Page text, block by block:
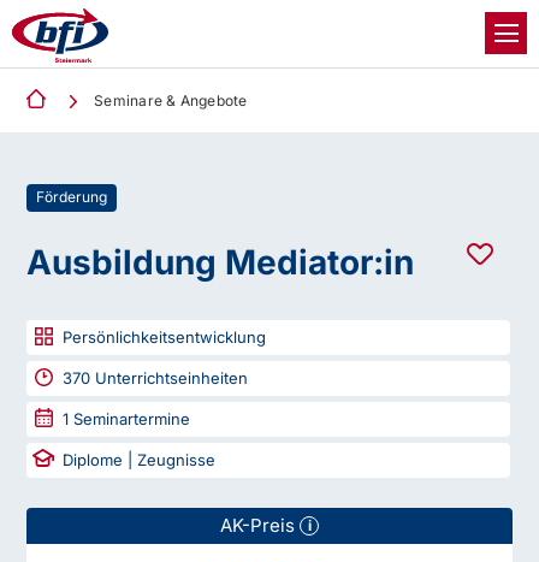
Seminare & Angebote
Förderung
Ausbildung Mediator:in
Persönlichkeitsentwicklung
370 Unterrichtseinheiten
1 Seminartermine
Diplome | Zeugnisse
AK-Preis i